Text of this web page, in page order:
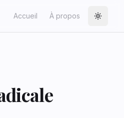
Accueil À propos Toggle